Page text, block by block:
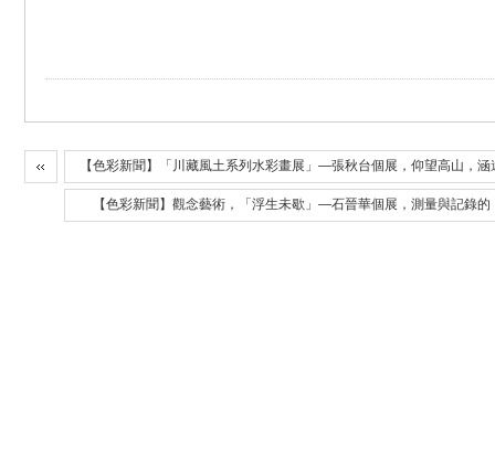
【色彩新聞】「川藏風土系列水彩畫展」—張秋台個展，仰望高山，
【色彩新聞】觀念藝術，「浮生未歇」—石晉華個展，測量與記錄